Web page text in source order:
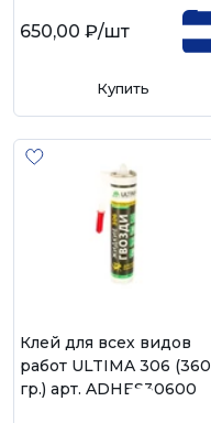
650,00 ₽/шт
Купить
Клей для всех видов
работ ULTIMA 306 (360
гр.) арт. ADHES30600